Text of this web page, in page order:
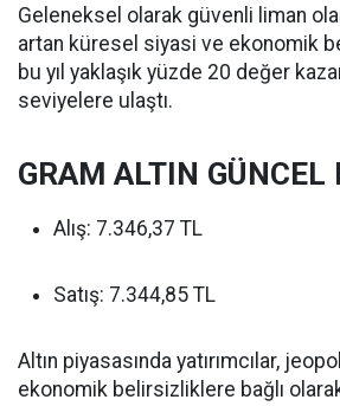
Geleneksel olarak güvenli liman
artan küresel siyasi ve ekonomik
bu yıl yaklaşık yüzde 20 değer
seviyelere ulaştı.
GRAM ALTIN GÜNCEL
Alış: 7.346,37 TL
Satış: 7.344,85 TL
Altın piyasasında yatırımcılar,
ekonomik belirsizliklere bağlı